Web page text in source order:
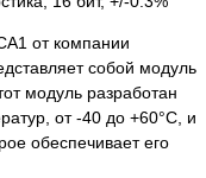
от компании
собой модуль
модуль разработан
от -40 до +60°C, и
обеспечивает его